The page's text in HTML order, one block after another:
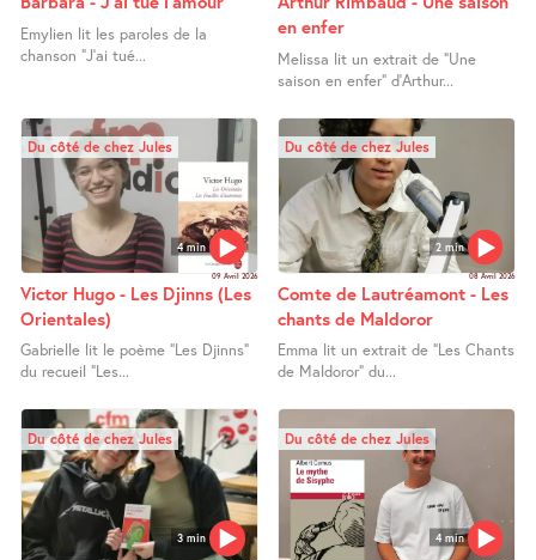
Emylien lit les paroles de la
chanson "J’ai tué...
en enfer
Melissa lit un extrait de "Une
saison en enfer" d’Arthur...
4 min
Du côté de chez Jules
09 Avril 2026
Victor Hugo - Les Djinns (Les
Orientales)
Gabrielle lit le poème "Les Djinns"
du recueil "Les...
2 min
Du côté de chez Jules
08 Avril 2026
Comte de Lautréamont - Les
chants de Maldoror
Emma lit un extrait de "Les Chants
de Maldoror" du...
3 min
Du côté de chez Jules
4 min
Du côté de chez Jules